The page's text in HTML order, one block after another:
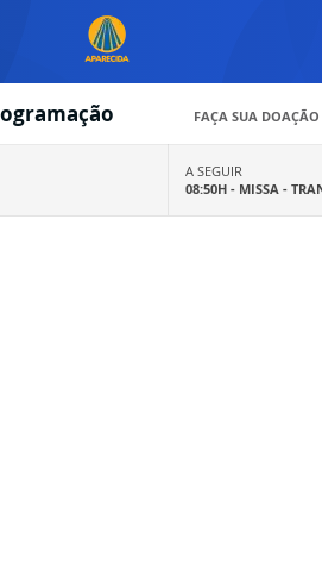
FAÇA SUA DOAÇÃO
A SEGUIR
08:50H - MISSA -